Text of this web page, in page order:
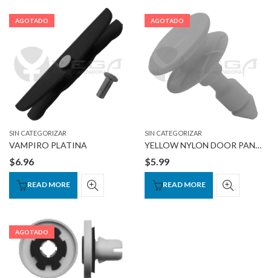
AGOTADO
SIN CATEGORIZAR
VAMPIRO PLATINA
$6.96
READ MORE
AGOTADO
SIN CATEGORIZAR
YELLOW NYLON DOOR PANEL PINS
$5.99
READ MORE
AGOTADO